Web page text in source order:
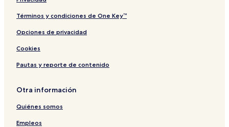
Términos y condiciones de One Key™
Opciones de privacidad
Cookies
Pautas y reporte de contenido
Otra información
Quiénes somos
Empleos